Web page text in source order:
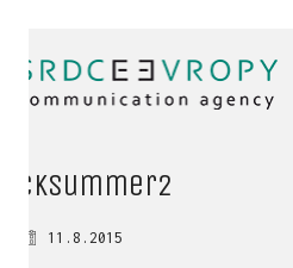
CKsummer2
11.8.2015